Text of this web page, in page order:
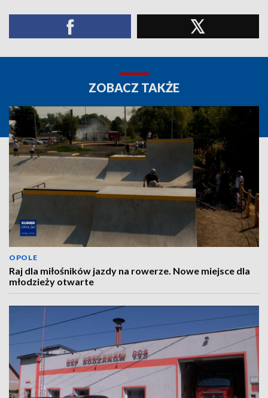
ZOBACZ TAKŻE
OPOLE
Raj dla miłośników jazdy na rowerze. Nowe miejsce dla
młodzieży otwarte